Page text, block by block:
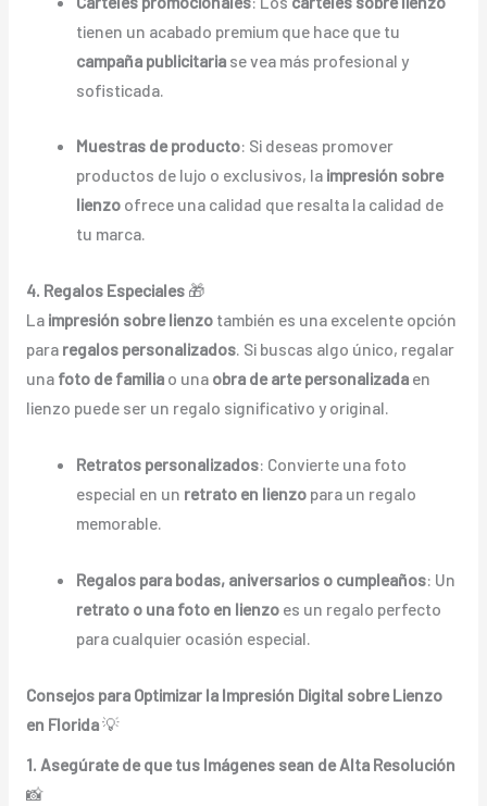
tienen un acabado premium que hace que tu
campaña publicitaria se vea más profesional y
sofisticada.
Muestras de producto: Si deseas promover
productos de lujo o exclusivos, la impresión sobre
lienzo ofrece una calidad que resalta la calidad de
tu marca.
4. Regalos Especiales🎁
La impresión sobre lienzotambién es una excelente opción
para regalos personalizados. Si buscas algo único, regalar
una foto de familiao una obra de arte personalizadaen
lienzo puede ser un regalo significativo y original.
Retratos personalizados: Convierte una foto
especial en un retrato en lienzo para un regalo
memorable.
Regalos para bodas, aniversarios o cumpleaños: Un
retrato o una foto en lienzo es un regalo perfecto
para cualquier ocasión especial.
Consejos para Optimizar la Impresión Digital sobre Lienzo
en Florida💡
1. Asegúrate de que tus Imágenes sean de Alta Resolución
📸